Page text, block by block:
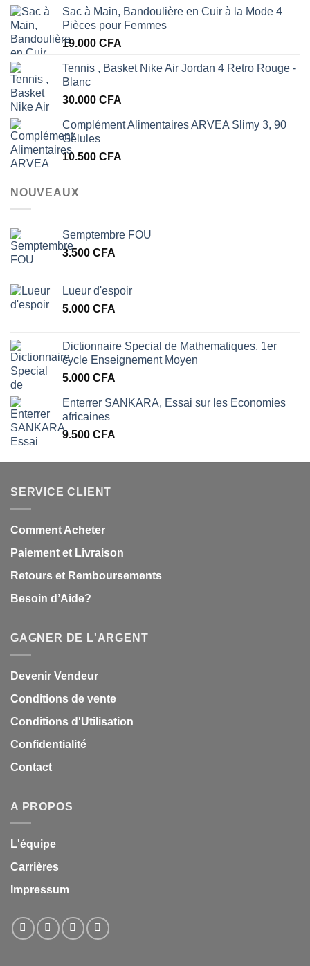
Sac à Main, Bandoulière en Cuir à la Mode 4
Pièces pour Femmes
19.000 CFA
Tennis , Basket Nike Air Jordan 4 Retro Rouge -
Blanc
30.000 CFA
Complément Alimentaires ARVEA Slimy 3, 90
Gélules
10.500 CFA
NOUVEAUX
Semptembre FOU
3.500 CFA
Lueur d'espoir
5.000 CFA
Dictionnaire Special de Mathematiques, 1er
cycle Enseignement Moyen
5.000 CFA
Enterrer SANKARA, Essai sur les Economies
africaines
9.500 CFA
SERVICE CLIENT
Comment Acheter
Paiement et Livraison
Retours et Remboursements
Besoin d’Aide?
GAGNER DE L'ARGENT
Devenir Vendeur
Conditions de vente
Conditions d'Utilisation
Confidentialité
Contact
A PROPOS
L'équipe
Carrières
Impressum